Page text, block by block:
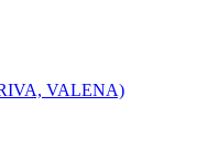
VALENA)